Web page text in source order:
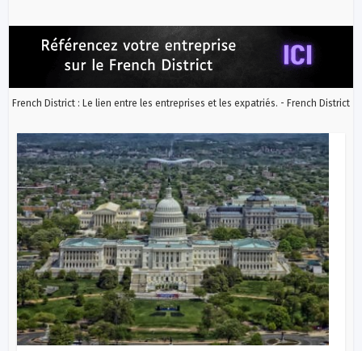
French District : Le lien entre les entreprises et les expatriés. - French District